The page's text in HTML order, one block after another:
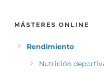
MÁSTERES ONLINE
Rendimiento
Nutrición